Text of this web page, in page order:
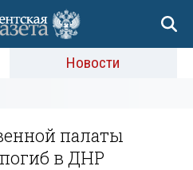
Новости
палаты
в ДНР